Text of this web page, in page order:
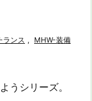
ランス , MHW-装備
うシリーズ。